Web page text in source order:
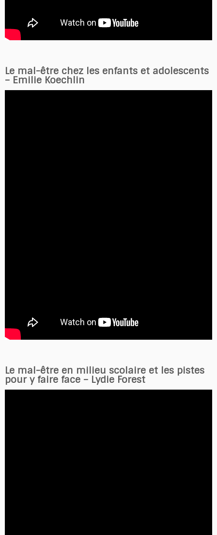
Le mal-être chez les enfants et adolescents
– Emilie Koechlin
Le mal-être en milieu scolaire et les pistes
pour y faire face – Lydie Forest